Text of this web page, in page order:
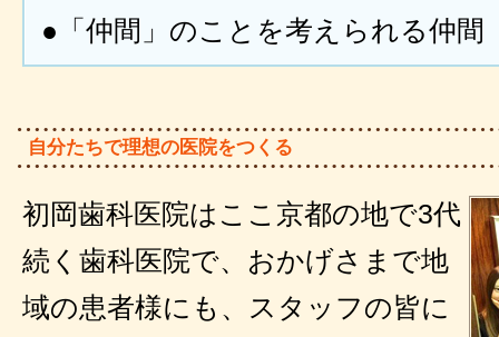
●「仲間」のことを考えられる仲間
自分たちで理想の医院をつくる
初岡歯科医院はここ京都の地で3代
続く歯科医院で、おかげさまで地
域の患者様にも、スタッフの皆に